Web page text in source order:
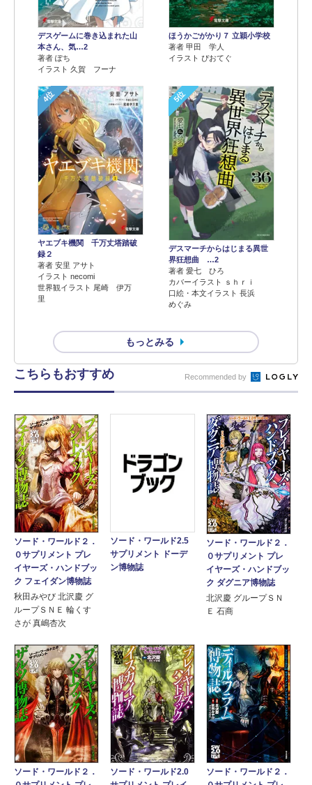
デスゲームに巻き込まれた山
本さん、気…2
著者 ぽち
イラスト 久賀 フーナ
ほうかごがかり７ 立穎小学校
著者 甲田 学人
イラスト ぴおてぐ
4位
ヤエブキ機関 千万丈塔踏破
録２
著者 安里 アサト
イラスト necomi
世界観イラスト 尾崎 伊万
里
5位
デスマーチからはじまる異世
界狂想曲 …2
著者 愛七 ひろ
カバーイラスト ｓｈｒｉ
口絵・本文イラスト 長浜
めぐみ
もっとみる
こちらもおすすめ Recommended by
ソード・ワールド２．
０サプリメント プレ
イヤーズ・ハンドブッ
ク フェイダン博物誌
秋田みやび 北沢慶 グ
ループＳＮＥ 輪くす
さが 真嶋杏次
ソード・ワールド2.5
サプリメント ドーデ
ン博物誌
ソード・ワールド２．
０サプリメント プレ
イヤーズ・ハンドブッ
ク ダグニア博物誌
北沢慶 グループＳＮ
Ｅ 石商
ソード・ワールド２．
ソード・ワールド2.0
ソード・ワールド２．